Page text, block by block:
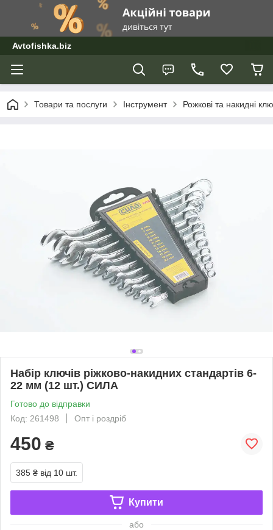
Avtofishka.biz
Товари та послуги Інструмент Рожкові та накидні
Набір ключів ріжково-накидних стандартів 6-
22 мм (12 шт.) СИЛА
Готово до відправки
Код: 261498
Опт і роздріб
450 ₴
385 ₴ від 10 шт.
Купити
або